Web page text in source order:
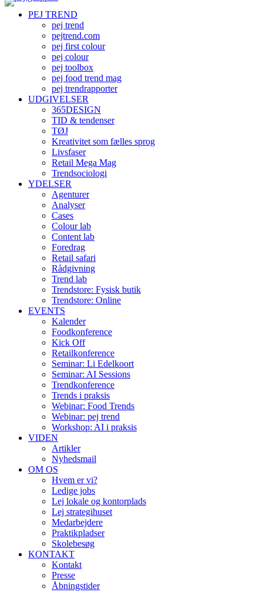
PEJ TREND
pej trend
pejtrend.com
pej first colour
pej colour
pej toolbox
pej food trend mag
pej trendrapporter
UDGIVELSER
365DESIGN
TID & tendenser
TØJ
Kreativitet som fælles sprog
Livsfaser
Retail Mega Mag
Trendsociologi
YDELSER
Agenturer
Analyser
Cases
Colour lab
Content lab
Foredrag
Retail safari
Rådgivning
Trend lab
Trendstore: Fysisk butik
Trendstore: Online
EVENTS
Kalender
Foodkonference
Kick Off
Retailkonference
Seminar: Li Edelkoort
Seminar: AI Sessions
Trendkonference
Trends i praksis
Webinar: Food Trends
Webinar: pej trend
Workshop: AI i praksis
VIDEN
Artikler
Nyhedsmail
OM OS
Hvem er vi?
Ledige jobs
Lej lokale og kontorplads
Lej strategihuset
Medarbejdere
Praktikpladser
Skolebesøg
KONTAKT
Kontakt
Presse
Åbningstider